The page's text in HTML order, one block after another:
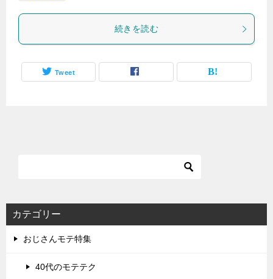
続きを読む
Tweet
カテゴリー
おじさんモテ特集
40代のモテテク